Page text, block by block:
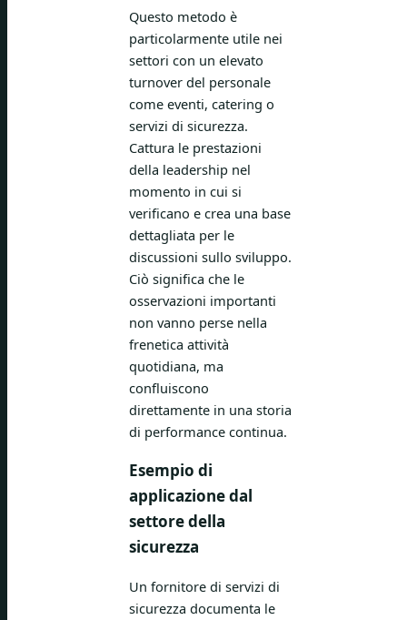
Questo metodo è
particolarmente utile nei
settori con un elevato
turnover del personale
come eventi, catering o
servizi di sicurezza.
Cattura le prestazioni
della leadership nel
momento in cui si
verificano e crea una base
dettagliata per le
discussioni sullo sviluppo.
Ciò significa che le
osservazioni importanti
non vanno perse nella
frenetica attività
quotidiana, ma
confluiscono
direttamente in una storia
di performance continua.
Esempio di
applicazione dal
settore della
sicurezza
Un fornitore di servizi di
sicurezza documenta le